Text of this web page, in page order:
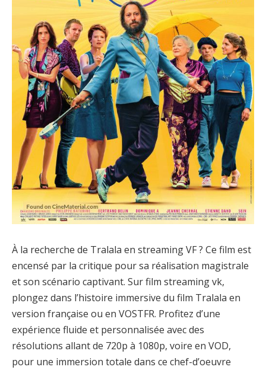
À la recherche de Tralala en streaming VF ? Ce film est
encensé par la critique pour sa réalisation magistrale
et son scénario captivant. Sur film streaming vk,
plongez dans l’histoire immersive du film Tralala en
version française ou en VOSTFR. Profitez d’une
expérience fluide et personnalisée avec des
résolutions allant de 720p à 1080p, voire en VOD,
pour une immersion totale dans ce chef-d’oeuvre